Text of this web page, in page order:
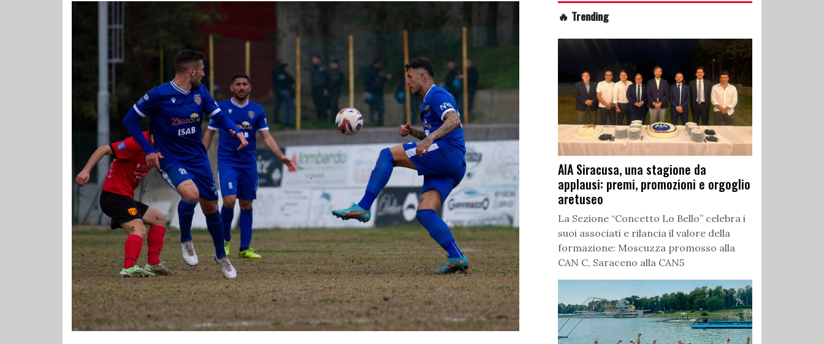
🔥 Trending
AIA Siracusa, una stagione da
applausi: premi, promozioni e orgoglio
aretuseo
La Sezione “Concetto Lo Bello” celebra i
suoi associati e rilancia il valore della
formazione: Moscuzza promosso alla
CAN C, Saraceno alla CAN5